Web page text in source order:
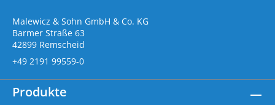
Malewicz & Sohn GmbH & Co. KG
Barmer Straße 63
42899 Remscheid
+49 2191 99559-0
Produkte